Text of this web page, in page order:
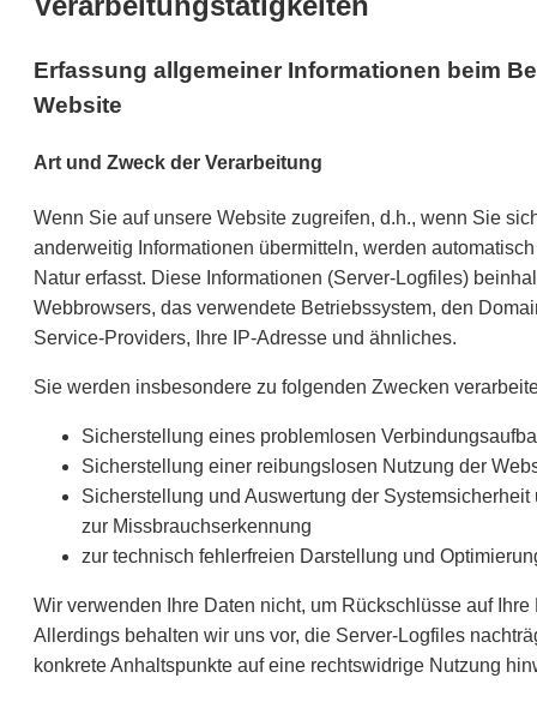
Erfassung allgemeiner Informationen beim
Website
Art und Zweck der Verarbeitung
Wenn Sie auf unsere Website zugreifen, d.h., wenn Sie
anderweitig Informationen übermitteln, werden
Natur erfasst. Diese Informationen (Server-Logfiles)
Webbrowsers, das verwendete Betriebssystem, den
Service-Providers, Ihre IP-Adresse und ähnliches.
Sie werden insbesondere zu folgenden Zwecken
Sicherstellung eines problemlosen
Sicherstellung einer reibungslosen Nutzung der
Sicherstellung und Auswertung der
zur Missbrauchserkennung
zur technisch fehlerfreien Darstellung und
Wir verwenden Ihre Daten nicht, um Rückschlüsse auf
Allerdings behalten wir uns vor, die Server-Logfiles
konkrete Anhaltspunkte auf eine rechtswidrige Nutzung